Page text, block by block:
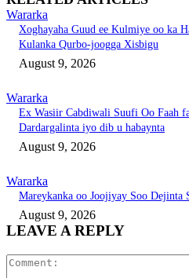
Wararka
Xoghayaha Guud ee Kulmiye oo ka
Kulanka Qurbo-joogga Xisbigu
August 9, 2026
Wararka
Ex Wasiir Cabdiwali Suufi Oo Faah
Dardargalinta iyo dib u habaynta
August 9, 2026
Wararka
Mareykanka oo Joojiyay Soo Dejinta
August 9, 2026
LEAVE A REPLY